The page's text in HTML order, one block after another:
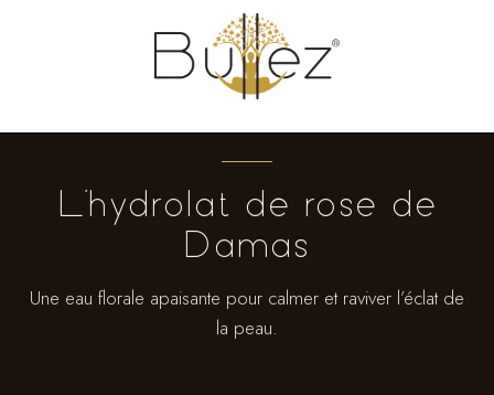
L’hydrolat de rose de
Damas
Une eau florale apaisante pour calmer et raviver l’éclat de
la peau.